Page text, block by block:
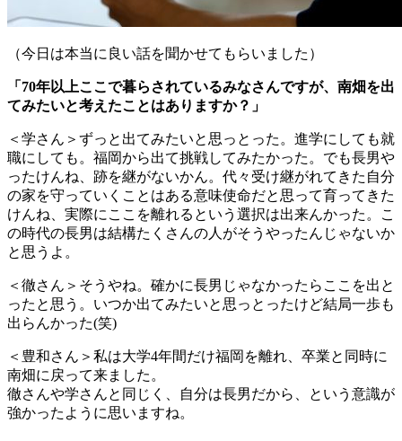
（今日は本当に良い話を聞かせてもらいました）
「70年以上ここで暮らされているみなさんですが、南畑を出
てみたいと考えたことはありますか？」
＜学さん＞ずっと出てみたいと思っとった。進学にしても就
職にしても。福岡から出て挑戦してみたかった。でも長男や
ったけんね、跡を継がないかん。代々受け継がれてきた自分
の家を守っていくことはある意味使命だと思って育ってきた
けんね、実際にここを離れるという選択は出来んかった。こ
の時代の長男は結構たくさんの人がそうやったんじゃないか
と思うよ。
＜徹さん＞そうやね。確かに長男じゃなかったらここを出と
ったと思う。いつか出てみたいと思っとったけど結局一歩も
出らんかった(笑)
＜豊和さん＞私は大学4年間だけ福岡を離れ、卒業と同時に
南畑に戻って来ました。
徹さんや学さんと同じく、自分は長男だから、という意識が
強かったように思いますね。